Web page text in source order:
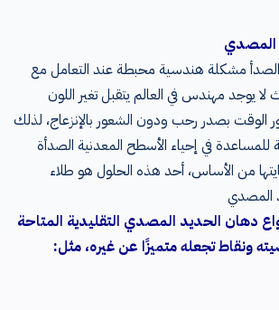
المصدي
الصدأ مشكلة هندسية محبطة عند التعامل مع
يوجد مهندس في العالم يتقبل تغير اللون
الوقت بصدر رحب ودون الشعور بالإنزعاج، لذلك
في إحياء الأسطح المعدنية الصدأة
من الأساس، أحد هذه الحلول هو طلاء
المصدي
دهان الحديد المصدي التقليدية المتاحة
ونقاط تجعله متميزًا عن غيره، مثل: